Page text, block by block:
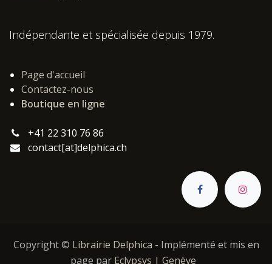
Indépendante et spécialisée depuis 1979.
Page d'accueil
Contactez-nous
Boutique en ligne
+41 22 310 76 86
contact[at]delphica.ch
Copyright © Librairie Delphica - Implémenté et mis en
page par Eclypsys | Genève